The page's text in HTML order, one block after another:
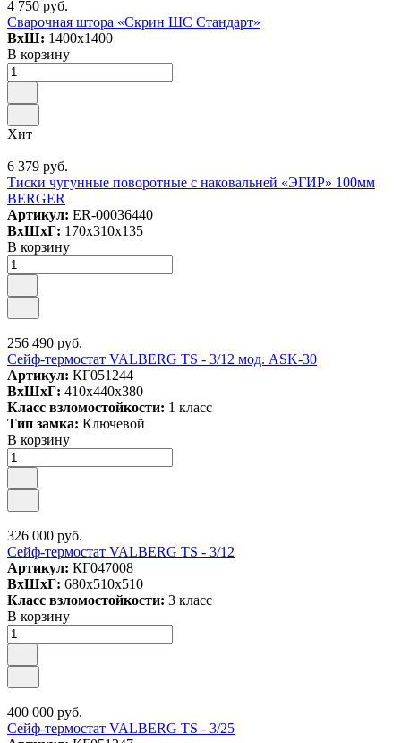
4 750 руб.
Сварочная штора «Скрин ШС Стандарт»
ВxШ: 1400x1400
В корзину
Хит
6 379 руб.
Тиски чугунные поворотные с наковальней «ЭГИР» 100мм
BERGER
Артикул: ER-00036440
ВxШxГ: 170x310x135
В корзину
256 490 руб.
Сейф-термостат VALBERG TS - 3/12 мод. ASK-30
Артикул: КГ051244
ВxШxГ: 410x440x380
Класс взломостойкости: 1 класс
Тип замка: Ключевой
В корзину
326 000 руб.
Сейф-термостат VALBERG TS - 3/12
Артикул: КГ047008
ВxШxГ: 680x510x510
Класс взломостойкости: 3 класс
В корзину
400 000 руб.
Сейф-термостат VALBERG TS - 3/25